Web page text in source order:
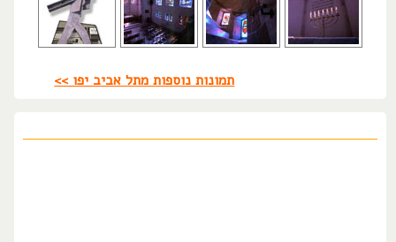
תמונות נוספות מתל אביב יפו >>